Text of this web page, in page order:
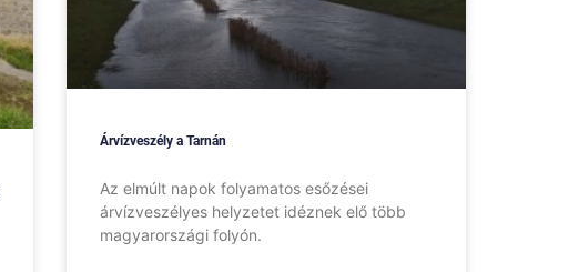
Árvízveszély a Tarnán
Az elmúlt napok folyamatos esőzései
árvízveszélyes helyzetet idéznek elő több
magyarországi folyón.